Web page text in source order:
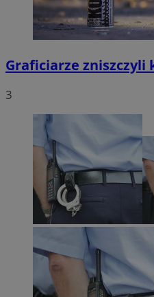
Graficiarze zniszczyli
3